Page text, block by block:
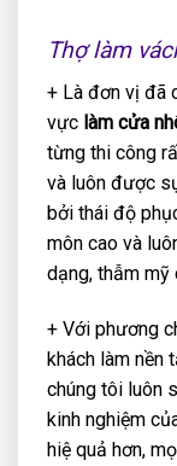
Thợ làm
+ Là đơn vị đã
vực làm cửa
từng thi công
và luôn được
bởi thái độ
môn cao và
dạng, thẫm mỹ
+ Với phương
khách làm nền
chúng tôi luôn
kinh nghiệm
hiệ quả hơn,